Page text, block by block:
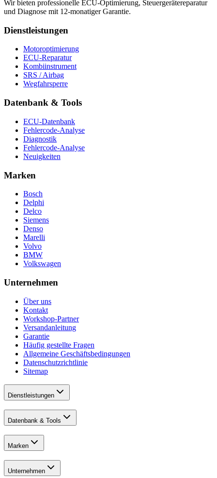
Wir bieten professionelle ECU-Optimierung, Steuergerätereparatur
und Diagnose mit 12-monatiger Garantie.
Dienstleistungen
Motoroptimierung
ECU-Reparatur
Kombiinstrument
SRS / Airbag
Wegfahrsperre
Datenbank & Tools
ECU-Datenbank
Fehlercode-Analyse
Diagnostik
Fehlercode-Analyse
Neuigkeiten
Marken
Bosch
Delphi
Delco
Siemens
Denso
Marelli
Volvo
BMW
Volkswagen
Unternehmen
Über uns
Kontakt
Workshop-Partner
Versandanleitung
Garantie
Häufig gestellte Fragen
Allgemeine Geschäftsbedingungen
Datenschutzrichtlinie
Sitemap
Dienstleistungen
Datenbank & Tools
Marken
Unternehmen